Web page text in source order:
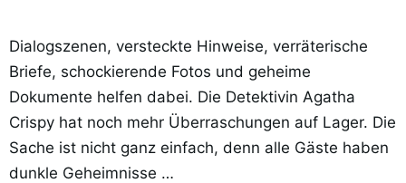
Dialogszenen, versteckte Hinweise, verräterische
Briefe, schockierende Fotos und geheime
Dokumente helfen dabei. Die Detektivin Agatha
Crispy hat noch mehr Überraschungen auf Lager. Die
Sache ist nicht ganz einfach, denn alle Gäste haben
dunkle Geheimnisse …